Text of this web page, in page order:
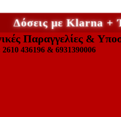
Δόσεις με Klarna
Παραγγελίες &
436196 & 6931390006